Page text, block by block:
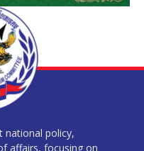
national policy,
affairs, focusing on